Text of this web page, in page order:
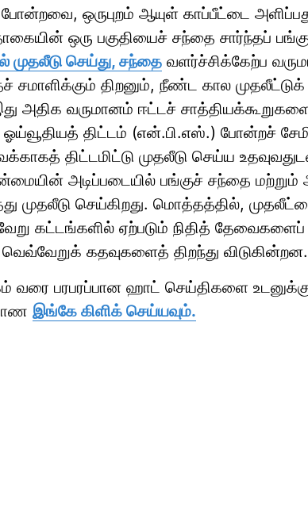
போன்றவை, ஒருபுறம் ஆயுள் காப்பீட்டை
ஒரு பகுதியைச் சந்தை சார்ந்தப்
முதலீடு செய்து, சந்தை வளர்ச்சிக்கேற்ப
சமாளிக்கும் திறனும், நீண்ட கால
அதிக வருமானம் ஈட்டச் சாத்தியக்கூறுகளை
திட்டம் (என்.பி.எஸ்.) போன்றச்
திட்டமிட்டு முதலீடு செய்ய
அடிப்படையில் பங்குச் சந்தை மற்றும்
முதலீடு செய்கிறது. மொத்தத்தில்,
கட்டங்களில் ஏற்படும் நிதித் தேவைகளைப்
கதவுகளைத் திறந்து விடுகின்றன.
வரை பரபரப்பான ஹாட் செய்திகளை
இங்கே கிளிக் செய்யவும்.